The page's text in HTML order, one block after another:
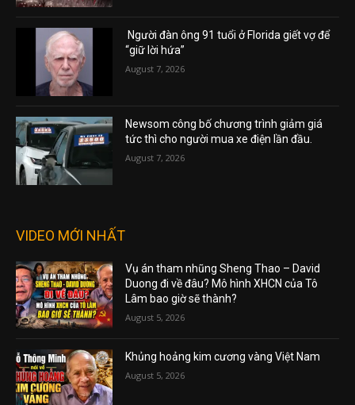
Người đàn ông 91 tuổi ở Florida giết vợ để
“giữ lời hứa”
August 7, 2026
Newsom công bố chương trình giảm giá
tức thì cho người mua xe điện lần đầu.
August 7, 2026
VIDEO MỚI NHẤT
Vụ án tham nhũng Sheng Thao – David
Duong đi về đâu? Mô hình XHCN của Tô
Lâm bao giờ sẽ thành?
August 5, 2026
Khủng hoảng kim cương vàng Việt Nam
August 5, 2026